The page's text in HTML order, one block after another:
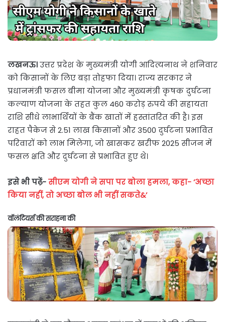
लखनऊ।उत्तर प्रदेश के मुख्यमंत्री योगी आदित्यनाथ ने शनिवार
को किसानों के लिए बड़ा तोहफा दिया। राज्य सरकार ने
प्रधानमंत्री फसल बीमा योजना और मुख्यमंत्री कृषक दुर्घटना
कल्याण योजना के तहत कुल 460 करोड़ रुपये की सहायता
राशि सीधे लाभार्थियों के बैंक खातों में हस्तांतरित की है। इस
राहत पैकेज से 2.51 लाख किसानों और 3500 दुर्घटना प्रभावित
परिवारों को लाभ मिलेगा, जो खासकर खरीफ 2025 सीजन में
फसल क्षति और दुर्घटना से प्रभावित हुए थे।
इसे भी पढ़ें-सीएम योगी ने सपा पर बोला हमला, कहा- ‘अच्छा
किया नहीं, तो अच्छा बोल भी नहीं सकते&’
वॉलंटियर्स की सराहना की